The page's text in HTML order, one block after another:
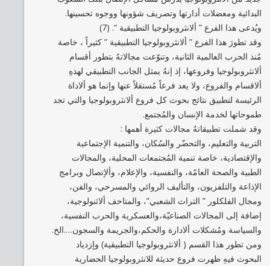
البدائية ومعضلات أدارتها وتصريف شؤونها ووجوه تحسينها.
ويُدعى هذا الفرع ” ألانثروبولوجيا التطبيقية “. (7)
وقد تطورَ هذا الفرع ” ألانثروبولوجيا التطبيقية ” كثيراً ، خاصة
مُنذ الحرب العالمية الثانية، وتنوّعت مجالاتهُ بتطور أقسام
ألانثروبولوجيا وفروعها، إذ إنهُ يمثل الجانب التطبيقي لهذهِ
ألاقسام والفروع، ولا يعد فرعاً مُستقلاً عنها وإنما هو ألاداة
الرئيسة لتطبيق نتائج بحوث كل فروع ألانثروبولوجيا والتي تجد
طموحاتها لخدمة الإنسان والمُجتمع.
وقد شملت تطبيقاتهُ مجالات كثيرة أهمها :
التربية والتعليم، والتحضّر والسُكان، والتنمية الإجتماعية
والإقتصادية، خاصة تنمية المُجتمعات المحلية، والمجالات
الطبية والصحة العامّة، والنفسية، والإعلام، وألإتصال وبرامج
الإذاعة والتلفزيون، والتأليف الروائي والمسرحي، والفن،
ومجال الفلكلور ” التراث الشعبي”، والمتاحف ألاثنولوجية،
إضافة إلى المجالات الصناعيّة،والعسكرية والحرب النفسية،
والسياسة ومُشكلات ألادارة والحكم،والجريمة والسجون….الخ.
ومن تطور هذا القسم ( ألانثروبولوجيا التطبيقية) وإزدياد
البحوث فيهِ ظهرت فروع حديثة للانثروبولوجيا الحضارية